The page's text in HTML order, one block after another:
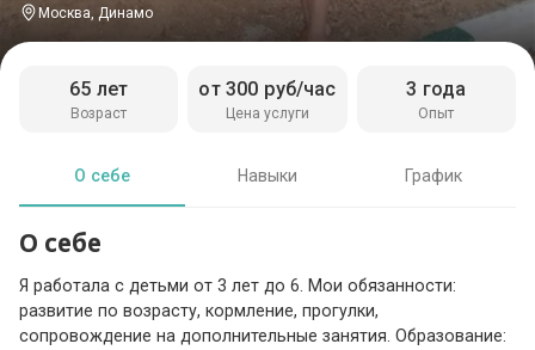
Москва, Динамо
Возраст
65 лет
Цена услуги
от 300 руб/час
Опыт
3 года
О себе Навыки График
О себе
Я работала с детьми от 3 лет до 6. Мои обязанности:
развитие по возрасту, кормление, прогулки,
сопровождение на дополнительные занятия. Образование: